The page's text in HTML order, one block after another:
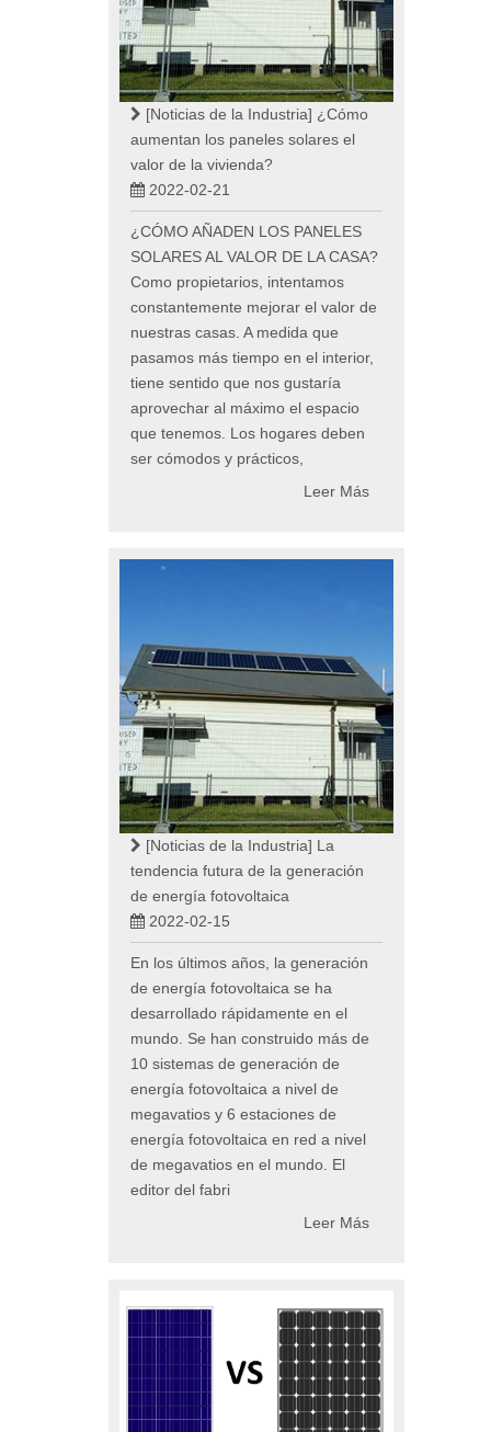
[Noticias de la Industria] ¿Cómo
aumentan los paneles solares el
valor de la vivienda?
2022-02-21
¿CÓMO AÑADEN LOS PANELES
SOLARES AL VALOR DE LA CASA?
Como propietarios, intentamos
constantemente mejorar el valor de
nuestras casas. A medida que
pasamos más tiempo en el interior,
tiene sentido que nos gustaría
aprovechar al máximo el espacio
que tenemos. Los hogares deben
ser cómodos y prácticos,
Leer Más
[Noticias de la Industria] La
tendencia futura de la generación
de energía fotovoltaica
2022-02-15
En los últimos años, la generación
de energía fotovoltaica se ha
desarrollado rápidamente en el
mundo. Se han construido más de
10 sistemas de generación de
energía fotovoltaica a nivel de
megavatios y 6 estaciones de
energía fotovoltaica en red a nivel
de megavatios en el mundo. El
editor del fabri
Leer Más